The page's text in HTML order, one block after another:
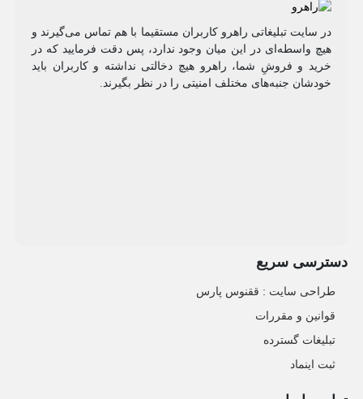
در سایت تبلیغاتی راهرو کاربران مستقیما با هم تماس می‌گیرند و
هیچ واسطه‌ای در این میان وجود ندارد، پس دقت فرمایید که در
خرید و فروشِ شما، راهرو هیچ دخالتی نداشته و کاربران باید
خودشان جنبه‌های مختلف امنیتی را در نظر بگیرند.
دسترسی سریع
طراحی سایت :‌ ققنوس پارس
قوانین و مقررات
تبلیغات گسترده
ثبت اینماد